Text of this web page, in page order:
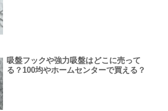
吸盤フックや強力吸盤はどこに売って
る？100均やホームセンターで買える？